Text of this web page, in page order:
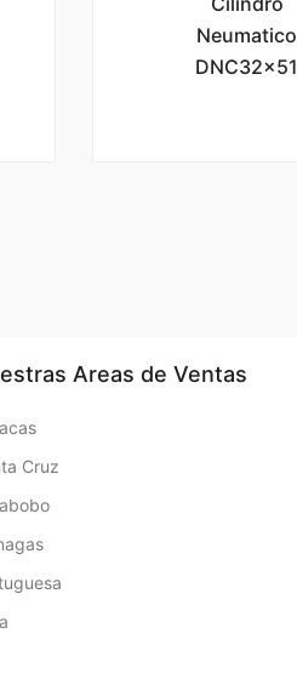
Neumatico
DNC32x51
Areas de Ventas
Cruz